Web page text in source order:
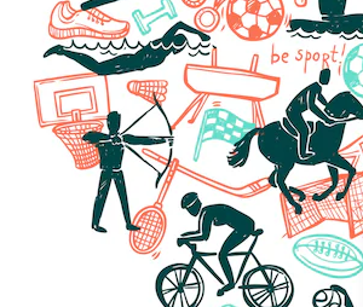
Copyright © 2010-2026Freepik Company S.L.U.